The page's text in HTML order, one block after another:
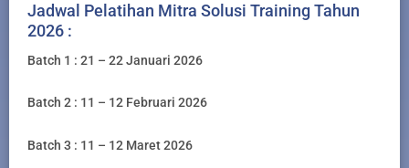
Jadwal Pelatihan Mitra Solusi Training Tahun
2026 :
Batch 1 : 21 – 22 Januari 2026
Batch 2 : 11 – 12 Februari 2026
Batch 3 : 11 – 12 Maret 2026